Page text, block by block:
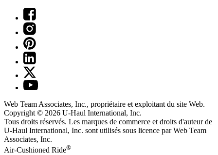
Web Team Associates, Inc., propriétaire et exploitant du site Web.
Copyright © 2026 U-Haul International, Inc.
Tous droits réservés. Les marques de commerce et droits d'auteur de
U-Haul International, Inc. sont utilisés sous licence par Web Team
Associates, Inc.
Air-Cushioned Ride®